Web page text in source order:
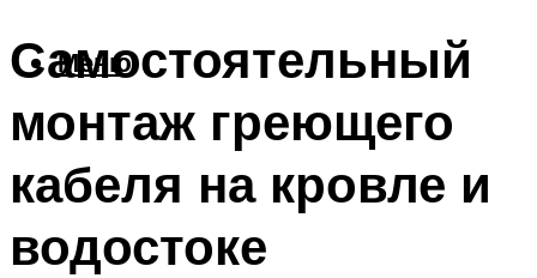
Меню
Самостоятельный
монтаж греющего
кабеля на кровле и
водостоке